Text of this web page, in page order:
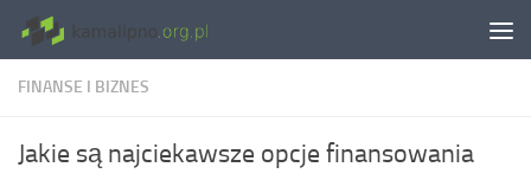
Skip to content
FINANSE I BIZNES
Jakie są najciekawsze opcje finansowania